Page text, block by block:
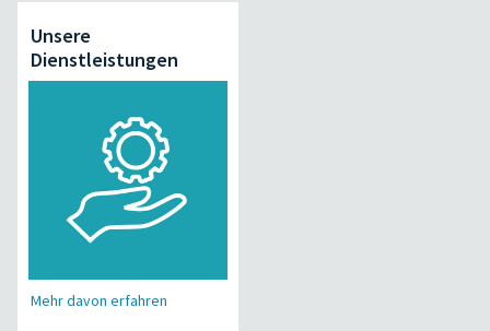
Unsere
Dienstleistungen
Mehr davon erfahren